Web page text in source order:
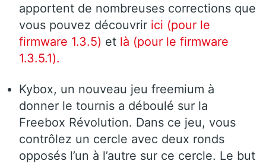
apportent de nombreuses corrections que
vous pouvez découvrir ici (pour le
firmware 1.3.5) et là (pour le firmware
1.3.5.1).
Kybox, un nouveau jeu freemium à
donner le tournis a déboulé sur la
Freebox Révolution. Dans ce jeu, vous
contrôlez un cercle avec deux ronds
opposés l’un à l’autre sur ce cercle. Le but